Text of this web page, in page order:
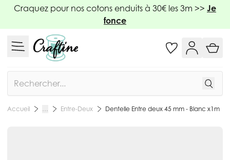
Allez au contenu
Craquez pour nos cotons enduits à 30€ les 3m >> Je
fonce
Accueil … Entre-Deux Dentelle Entre deux 45 mm - Blanc x1m